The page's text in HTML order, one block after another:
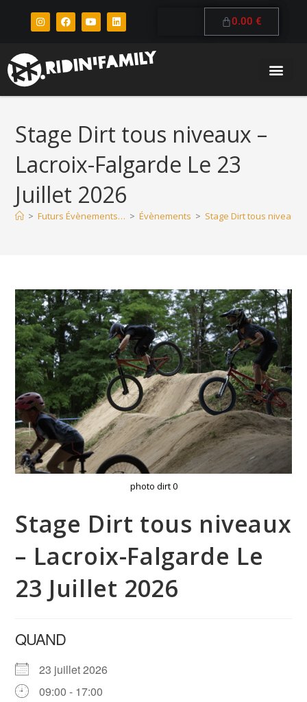
0.00 €
Stage Dirt tous niveaux –
Lacroix-Falgarde Le 23
Juillet 2026
> Futurs Évènements… > Évènements > Stage Dirt tous niveaux
photo dirt 0
Stage Dirt tous niveaux
– Lacroix-Falgarde Le
23 Juillet 2026
QUAND
23 juillet 2026
09:00 - 17:00